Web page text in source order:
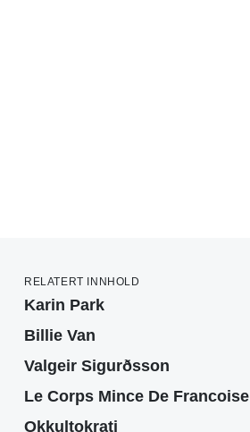
RELATERT INNHOLD
Karin Park
Billie Van
Valgeir Sigurðsson
Le Corps Mince De Francoise
Okkultokrati